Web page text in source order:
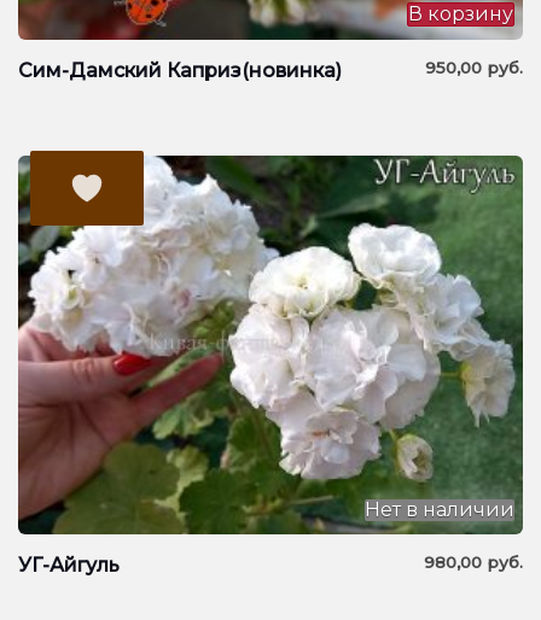
Сим-Дамский Каприз(новинка) 950,00 руб.
В корзину
УГ-Айгуль 980,00 руб.
Нет в наличии